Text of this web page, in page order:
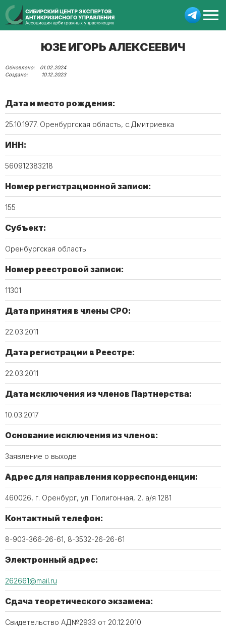
ЮЗЕ ИГОРЬ АЛЕКСЕЕВИЧ
01.02.2024
10.12.2023
Дата и место рождения:
25.10.1977. Оренбургская область, с.Дмитриевка
ИНН:
560912383218
Номер регистрационной записи:
155
Субъект:
Оренбургская область
Номер реестровой записи:
11301
Дата принятия в члены СРО:
22.03.2011
Дата регистрации в Реестре:
22.03.2011
Дата исключения из членов Партнерства:
10.03.2017
Основание исключения из членов:
Заявление о выходе
Адрес для направления корреспонденции:
460026, г. Оренбург, ул. Полигонная, 2, а/я 1281
Контактный телефон:
8-903-366-26-61, 8-3532-26-26-61
Электронный адрес:
262661@mail.ru
Сдача теоретического экзамена:
Свидетельство АД№2933 от 20.12.2010